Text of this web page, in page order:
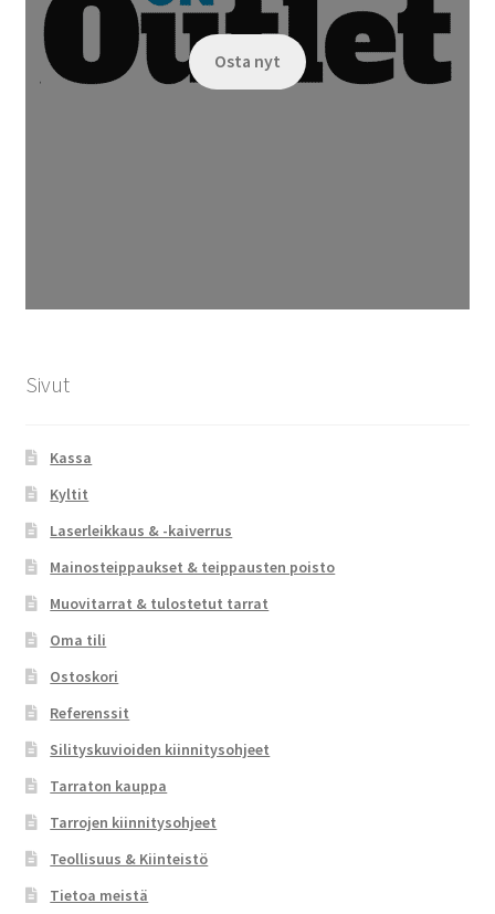
Osta nyt
Sivut
Kassa
Kyltit
Laserleikkaus & -kaiverrus
Mainosteippaukset & teippausten poisto
Muovitarrat & tulostetut tarrat
Oma tili
Ostoskori
Referenssit
Silityskuvioiden kiinnitysohjeet
Tarraton kauppa
Tarrojen kiinnitysohjeet
Teollisuus & Kiinteistö
Tietoa meistä